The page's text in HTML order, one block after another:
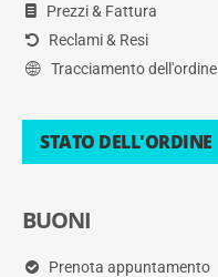
Prezzi & Fattura
Reclami & Resi
Tracciamento dell'ordine
STATO DELL'ORDINE
BUONI
Prenota appuntamento